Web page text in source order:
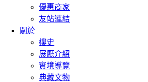
優惠商家
友站連結
關於
樓史
展廳介紹
實境導覽
典藏文物